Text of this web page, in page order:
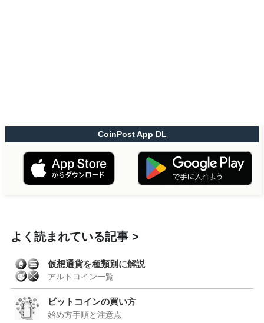
CoinPost App DL
よく読まれている記事
仮想通貨を種類別に解説
アルトコイン一覧
ビットコインの買い方
始め方手順と注意点